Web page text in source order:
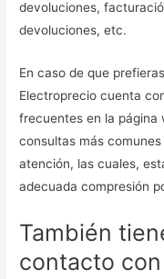
devoluciones,
devoluciones, etc.
En caso de que
Electroprecio cuenta
frecuentes en la página
consultas más
atención, las cuales,
adecuada compresión
También
contacto